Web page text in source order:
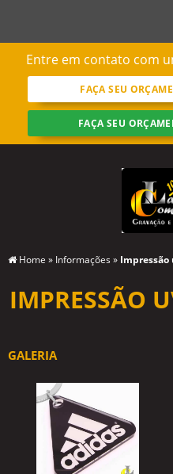
Entre em contato com
FAÇA SEU
FAÇA SEU
Home » Informações »
IMPRESSÃO
GALERIA